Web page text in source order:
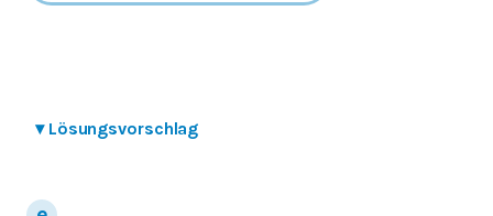
▾ Lösungsvorschlag